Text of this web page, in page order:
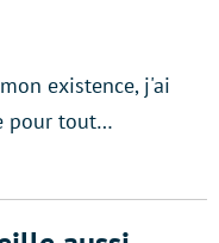
existence, j'ai
pour tout…